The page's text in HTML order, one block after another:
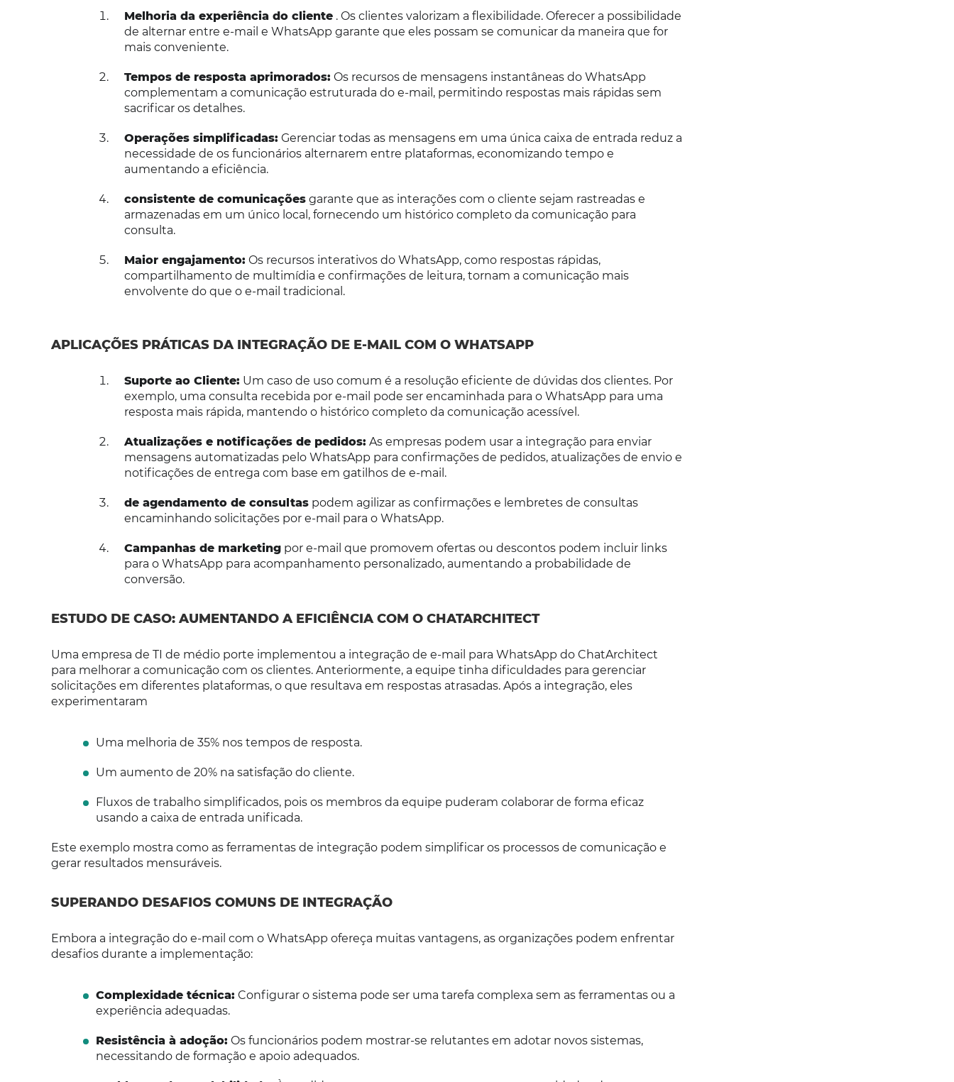
Melhoria da experiência do cliente. Os clientes valorizam a flexibilidade. Oferecer a possibilidade
de alternar entre e-mail e WhatsApp garante que eles possam se comunicar da maneira que for
mais conveniente.
Tempos de resposta aprimorados: Os recursos de mensagens instantâneas do WhatsApp
complementam a comunicação estruturada do e-mail, permitindo respostas mais rápidas sem
sacrificar os detalhes.
Operações simplificadas: Gerenciar todas as mensagens em uma única caixa de entrada reduz a
necessidade de os funcionários alternarem entre plataformas, economizando tempo e
aumentando a eficiência.
consistente de comunicaçõesgarante que as interações com o cliente sejam rastreadas e
armazenadas em um único local, fornecendo um histórico completo da comunicação para
consulta.
Maior engajamento: Os recursos interativos do WhatsApp, como respostas rápidas,
compartilhamento de multimídia e confirmações de leitura, tornam a comunicação mais
envolvente do que o e-mail tradicional.
APLICAÇÕES PRÁTICAS DA INTEGRAÇÃO DE E-MAIL COM O WHATSAPP
Suporte ao Cliente: Um caso de uso comum é a resolução eficiente de dúvidas dos clientes. Por
exemplo, uma consulta recebida por e-mail pode ser encaminhada para o WhatsApp para uma
resposta mais rápida, mantendo o histórico completo da comunicação acessível.
Atualizações e notificações de pedidos: As empresas podem usar a integração para enviar
mensagens automatizadas pelo WhatsApp para confirmações de pedidos, atualizações de envio e
notificações de entrega com base em gatilhos de e-mail.
de agendamento de consultaspodem agilizar as confirmações e lembretes de consultas
encaminhando solicitações por e-mail para o WhatsApp.
Campanhas de marketingpor e-mail que promovem ofertas ou descontos podem incluir links
para o WhatsApp para acompanhamento personalizado, aumentando a probabilidade de
conversão.
ESTUDO DE CASO: AUMENTANDO A EFICIÊNCIA COM O CHATARCHITECT
Uma empresa de TI de médio porte implementou a integração de e-mail para WhatsApp do ChatArchitect
para melhorar a comunicação com os clientes. Anteriormente, a equipe tinha dificuldades para gerenciar
solicitações em diferentes plataformas, o que resultava em respostas atrasadas. Após a integração, eles
experimentaram
Uma melhoria de 35% nos tempos de resposta.
Um aumento de 20% na satisfação do cliente.
Fluxos de trabalho simplificados, pois os membros da equipe puderam colaborar de forma eficaz
usando a caixa de entrada unificada.
Este exemplo mostra como as ferramentas de integração podem simplificar os processos de comunicação e
gerar resultados mensuráveis.
SUPERANDO DESAFIOS COMUNS DE INTEGRAÇÃO
Embora a integração do e-mail com o WhatsApp ofereça muitas vantagens, as organizações podem enfrentar
desafios durante a implementação:
Complexidade técnica: Configurar o sistema pode ser uma tarefa complexa sem as ferramentas ou a
experiência adequadas.
Resistência à adoção: Os funcionários podem mostrar-se relutantes em adotar novos sistemas,
necessitando de formação e apoio adequados.